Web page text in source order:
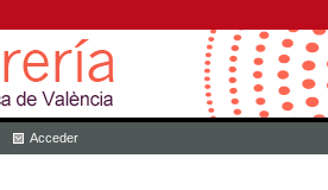
Acceder